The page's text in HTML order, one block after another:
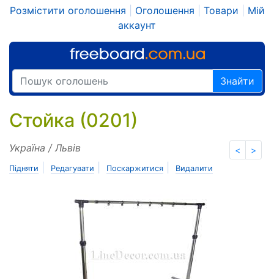
Розмістити оголошення Оголошення Товари
Мій
аккаунт
Знайти
Стойка (0201)
< >
Україна / Львів
Підняти Редагувати Поскаржитися Видалити